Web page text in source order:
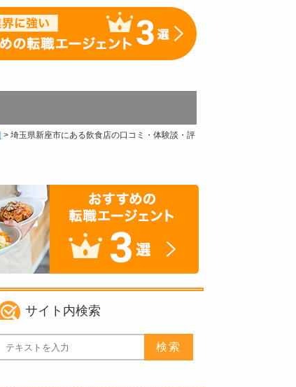
> 埼玉県新座市にある飲食店の口コミ・体験談・評
サイト内検索